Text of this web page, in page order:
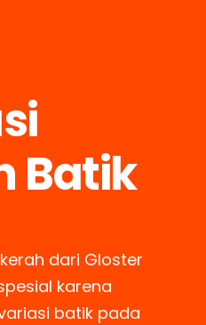
Batik
dari Gloster
karena
batik pada